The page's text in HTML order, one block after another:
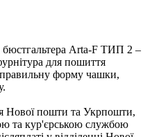
бюстгальтера Arta-F ТИП 2 –
для пошиття
форму чашки,
Нової пошти та Укрпошти,
та кур'єрською службою